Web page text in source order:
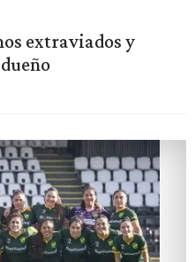
extraviados y